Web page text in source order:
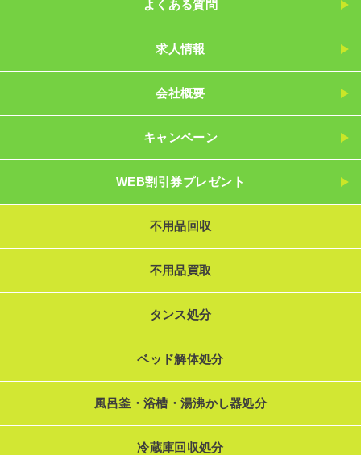
よくある質問
求人情報
会社概要
キャンペーン
WEB割引券プレゼント
不用品回収
不用品買取
タンス処分
ベッド解体処分
風呂釜・浴槽・湯沸かし器処分
冷蔵庫回収処分